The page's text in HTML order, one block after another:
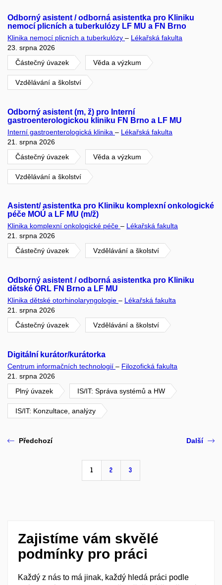
Odborný asistent / odborná asistentka pro Kliniku
nemocí plicních a tuberkulózy LF MU a FN Brno
Klinika nemocí plicních a tuberkulózy – Lékařská fakulta
23. srpna 2026
Částečný úvazek
Věda a výzkum
Vzdělávání a školství
Odborný asistent (m, ž) pro Interní
gastroenterologickou kliniku FN Brno a LF MU
Interní gastroenterologická klinika – Lékařská fakulta
21. srpna 2026
Částečný úvazek
Věda a výzkum
Vzdělávání a školství
Asistent/ asistentka pro Kliniku komplexní onkologické
péče MOÚ a LF MU (m/ž)
Klinika komplexní onkologické péče – Lékařská fakulta
21. srpna 2026
Částečný úvazek
Vzdělávání a školství
Odborný asistent / odborná asistentka pro Kliniku
dětské ORL FN Brno a LF MU
Klinika dětské otorhinolaryngologie – Lékařská fakulta
21. srpna 2026
Částečný úvazek
Vzdělávání a školství
Digitální kurátor/kurátorka
Centrum informačních technologií – Filozofická fakulta
21. srpna 2026
Plný úvazek
IS/IT: Správa systémů a HW
IS/IT: Konzultace, analýzy
Předchozí
1 2 3
Další
Zajistíme vám skvělé
podmínky pro práci
Každý z nás to má jinak, každý hledá práci podle